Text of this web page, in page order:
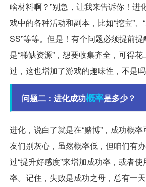
啥材料啊？”别急，让我来告诉你！进
戏中的各种活动和副本，比如“挖宝”、
SS”等等。但是！有个问题必须提前
是“稀缺资源”，想要收集齐全，可得
过，这也增加了游戏的趣味性，不是吗
问题二：进化成功概率是多少？
进化，说白了就是在“赌博”，成功概
友们别灰心，虽然概率低，但咱们有
过“提升好感度”来增加成功率，或者使
率。记住，失败是成功之母，总有一